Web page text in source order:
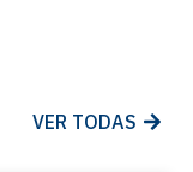
VER TODAS